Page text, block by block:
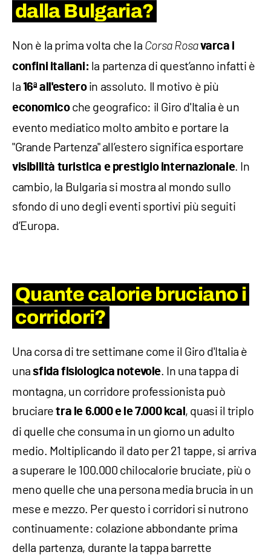
dalla Bulgaria?
Non è la prima volta che la Corsa Rosavarca i
confini italiani: la partenza di quest’anno infatti è
la 16ª all'esteroin assoluto. Il motivo è più
economicoche geografico: il Giro d'Italia è un
evento mediatico molto ambito e portare la
"Grande Partenza" all’estero significa esportare
visibilità turistica e prestigio internazionale. In
cambio, la Bulgaria si mostra al mondo sullo
sfondo di uno degli eventi sportivi più seguiti
d’Europa.
Quante calorie bruciano i
corridori?
Una corsa di tre settimane come il Giro d'Italia è
unasfida fisiologica notevole. In una tappa di
montagna, un corridore professionista può
bruciaretra le 6.000 e le 7.000 kcal , quasi il triplo
di quelle che consuma in un giorno un adulto
medio. Moltiplicando il dato per 21 tappe, si arriva
a superare le 100.000 chilocalorie bruciate, più o
meno quelle che una persona media brucia in un
mese e mezzo. Per questo i corridori si nutrono
continuamente: colazione abbondante prima
della partenza, durante la tappa barrette